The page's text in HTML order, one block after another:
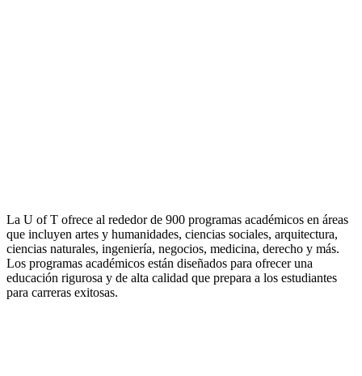
La U of T ofrece al rededor de 900 programas académicos en áreas
que incluyen artes y humanidades, ciencias sociales, arquitectura,
ciencias naturales, ingeniería, negocios, medicina, derecho y más.
Los programas académicos están diseñados para ofrecer una
educación rigurosa y de alta calidad que prepara a los estudiantes
para carreras exitosas.